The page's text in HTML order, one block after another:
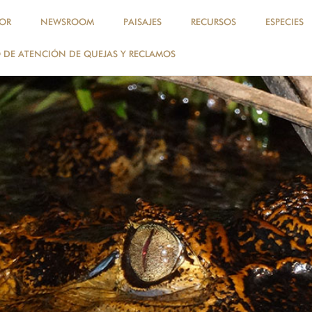
NEWSROOM PAISAJES RECURSOS ESPECIES
ATENCIÓN DE QUEJAS Y RECLAMOS